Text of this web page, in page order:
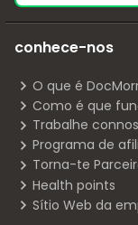
conhece-nos
O que é
Como é que
Trabalhe
Programa de
Torna-te
Health points
Sítio Web da